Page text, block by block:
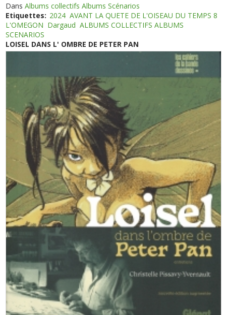
DansAlbums collectifs Albums Scénarios
Etiquettes: 2024 AVANT LA QUETE DE L'OISEAU DU TEMPS 8
L'OMEGON Dargaud ALBUMS COLLECTIFS ALBUMS
SCENARIOS
LOISEL DANS L' OMBRE DE PETER PAN